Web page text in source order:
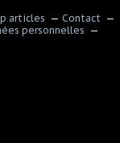
articles
Contact
personnelles